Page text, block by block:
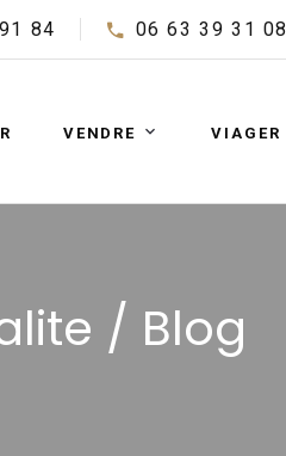
84 06 63 39 31 08
VENDRE VIAGER
/ Blog